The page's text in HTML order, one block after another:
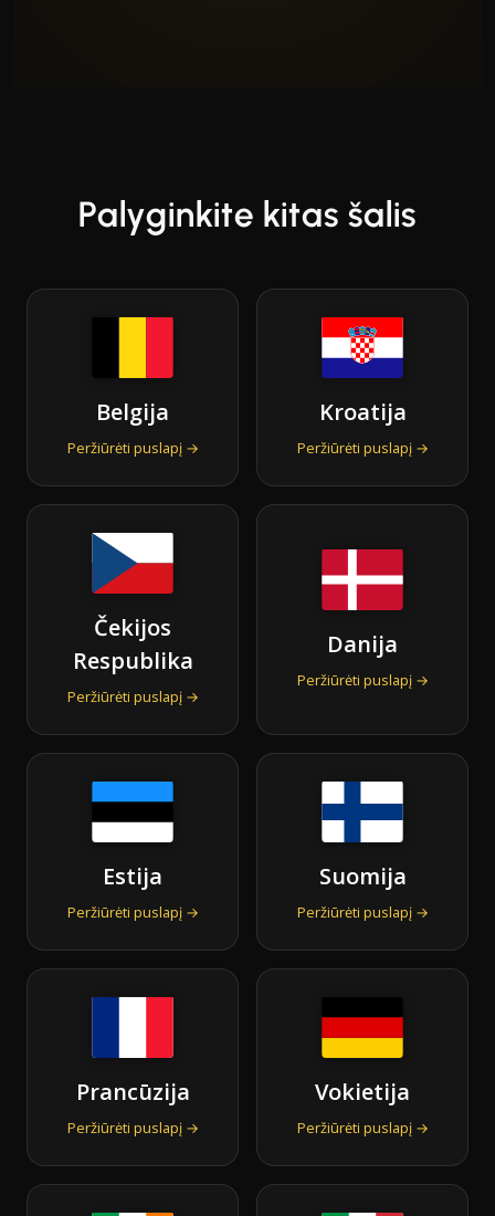
Palyginkite kitas šalis
Belgija
Peržiūrėti puslapį →
Kroatija
Peržiūrėti puslapį →
Čekijos
Respublika
Peržiūrėti puslapį →
Danija
Peržiūrėti puslapį →
Estija
Peržiūrėti puslapį →
Suomija
Peržiūrėti puslapį →
Prancūzija
Peržiūrėti puslapį →
Vokietija
Peržiūrėti puslapį →